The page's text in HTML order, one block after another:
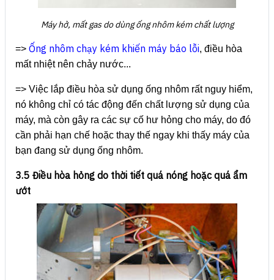
Máy hở, mất gas do dùng ống nhôm kém chất lượng
=> Ống nhôm chạy kém khiến máy báo lỗi, điều hòa
mất nhiệt nên chảy nước...
=> Việc lắp điều hòa sử dụng ống nhôm rất nguy hiểm,
nó không chỉ có tác động đến chất lượng sử dụng của
máy, mà còn gây ra các sự cố hư hỏng cho máy, do đó
cần phải hạn chế hoặc thay thế ngay khi thấy máy của
bạn đang sử dụng ống nhôm.
3.5 Điều hòa hỏng do thời tiết quá nóng hoặc quá ẩm
ướt